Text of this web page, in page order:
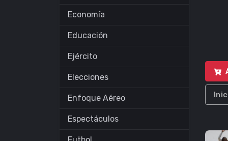
Economía
Educación
Ejército
Elecciones
Enfoque Aéreo
Espectáculos